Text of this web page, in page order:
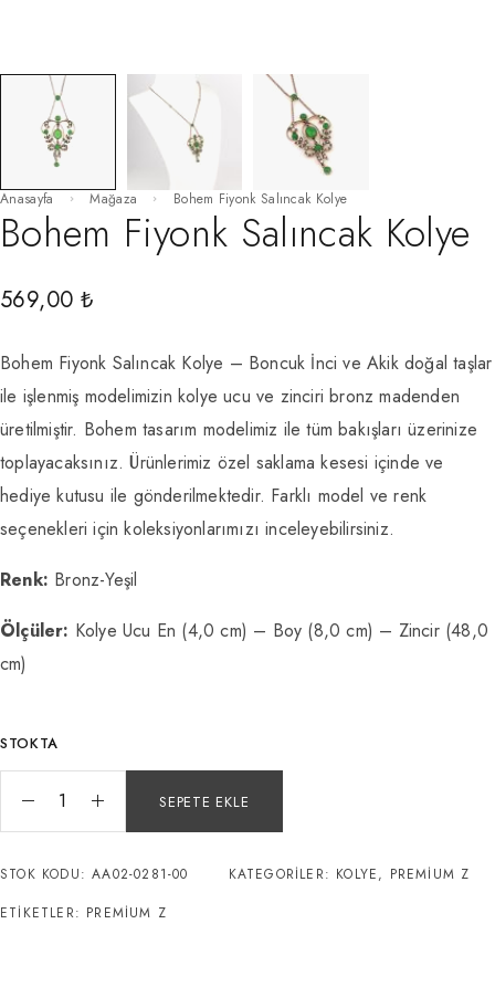
Anasayfa Mağaza Bohem Fiyonk Salıncak Kolye
Bohem Fiyonk Salıncak Kolye
569,00 ₺
Bohem Fiyonk Salıncak Kolye – Boncuk İnci ve Akik doğal taşlar
ile işlenmiş modelimizin kolye ucu ve zinciri bronz madenden
üretilmiştir. Bohem tasarım modelimiz ile tüm bakışları üzerinize
toplayacaksınız. Ürünlerimiz özel saklama kesesi içinde ve
hediye kutusu ile gönderilmektedir. Farklı model ve renk
seçenekleri için koleksiyonlarımızı inceleyebilirsiniz.
Renk: Bronz-Yeşil
Ölçüler: Kolye Ucu En (4,0 cm) – Boy (8,0 cm) – Zincir (48,0
cm)
STOKTA
SEPETE EKLE
STOK KODU:AA02-0281-00 KATEGORILER: KOLYE, PREMIUM Z
ETIKETLER: PREMIUM Z